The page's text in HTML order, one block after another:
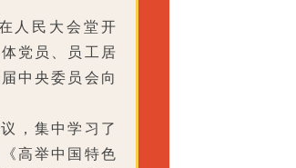
人民大会堂开
党员、员工居
中央委员会向
，集中学习了
高举中国特色